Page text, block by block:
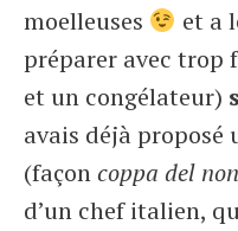
moelleuses
et a
préparer avec trop
et un congélateur)
avais déjà proposé
(façoncoppa del
d’un chef italien,